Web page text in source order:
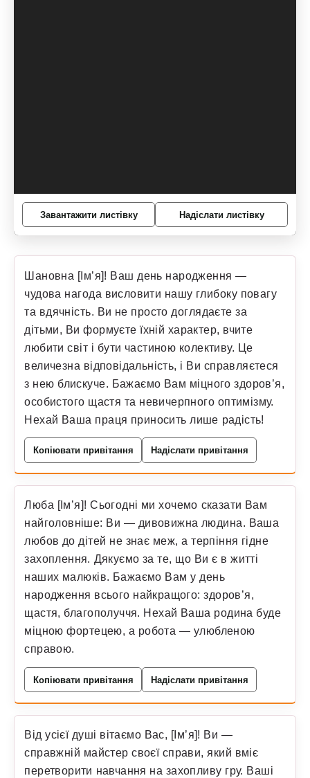
Завантажити листівку Надіслати листівку
Шановна [Ім’я]! Ваш день народження —
чудова нагода висловити нашу глибоку повагу
та вдячність. Ви не просто доглядаєте за
дітьми, Ви формуєте їхній характер, вчите
любити світ і бути частиною колективу. Це
величезна відповідальність, і Ви справляєтеся
з нею блискуче. Бажаємо Вам міцного здоров’я,
особистого щастя та невичерпного оптимізму.
Нехай Ваша праця приносить лише радість!
Копіювати привітання Надіслати привітання
Люба [Ім’я]! Сьогодні ми хочемо сказати Вам
найголовніше: Ви — дивовижна людина. Ваша
любов до дітей не знає меж, а терпіння гідне
захоплення. Дякуємо за те, що Ви є в житті
наших малюків. Бажаємо Вам у день
народження всього найкращого: здоров’я,
щастя, благополуччя. Нехай Ваша родина буде
міцною фортецею, а робота — улюбленою
справою.
Копіювати привітання Надіслати привітання
Від усієї душі вітаємо Вас, [Ім’я]! Ви —
справжній майстер своєї справи, який вміє
перетворити навчання на захопливу гру. Ваші